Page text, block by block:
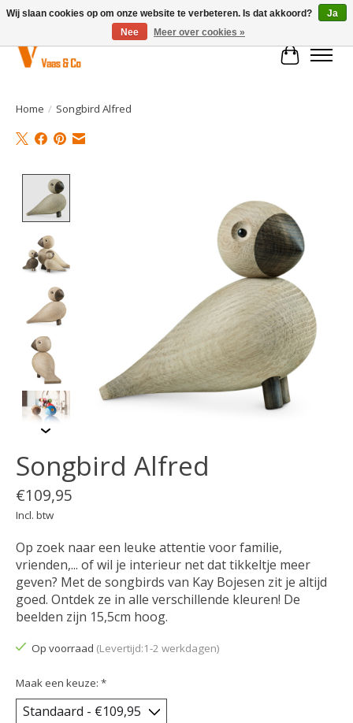
Home / Songbird Alfred
Songbird Alfred
€109,95
Incl. btw
Op zoek naar een leuke attentie voor familie,
vrienden,... of wil je interieur net dat tikkeltje meer
geven? Met de songbirds van Kay Bojesen zit je altijd
goed. Ontdek ze in alle verschillende kleuren! De
beelden zijn 15,5cm hoog.
Op voorraad (Levertijd:1-2 werkdagen)
Maak een keuze: *
Wij slaan cookies op om onze website te verbeteren. Is dat akkoord?
Ja
Nee
Meer over cookies »